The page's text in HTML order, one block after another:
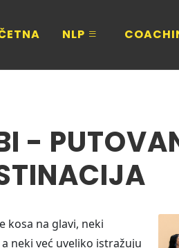
NLP
-
kosa na glavi, neki
neki već uveliko istražuju